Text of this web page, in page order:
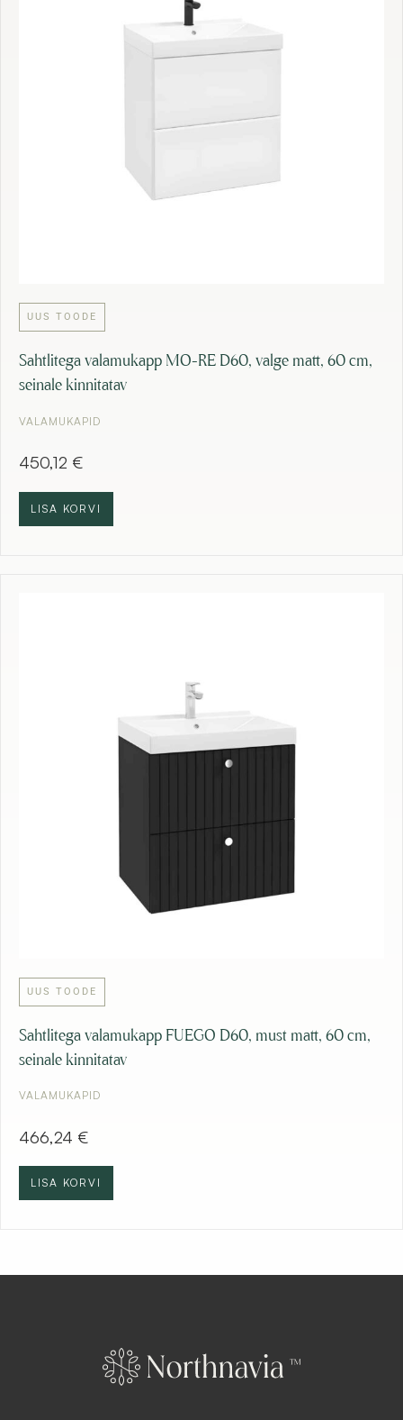
UUS TOODE
Sahtlitega valamukapp MO-RE D60, valge matt, 60 cm,
seinale kinnitatav
VALAMUKAPID
450,12 €
LISA KORVI
UUS TOODE
Sahtlitega valamukapp FUEGO D60, must matt, 60 cm,
seinale kinnitatav
VALAMUKAPID
466,24 €
LISA KORVI